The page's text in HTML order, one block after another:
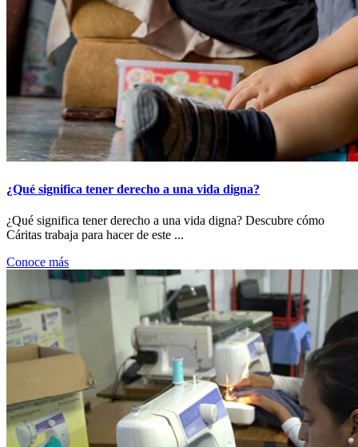
¿Qué significa tener derecho a una vida digna?
¿Qué significa tener derecho a una vida digna? Descubre cómo
Cáritas trabaja para hacer de este ...
Conoce más